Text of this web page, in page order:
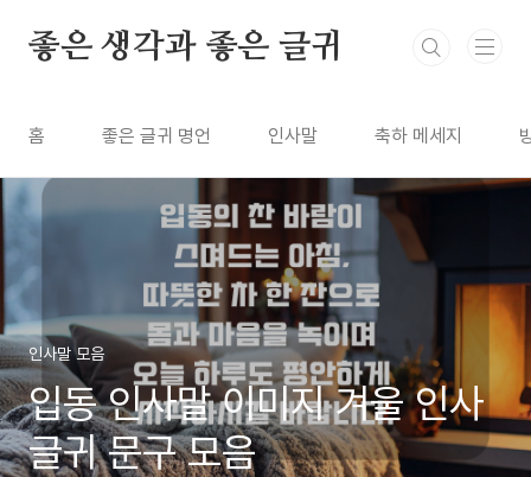
좋은 생각과 좋은 글귀
홈 좋은 글귀 명언 인사말 축하 메세지
인사말 모음
입동 인사말 이미지 겨울 인사
글귀 문구 모음